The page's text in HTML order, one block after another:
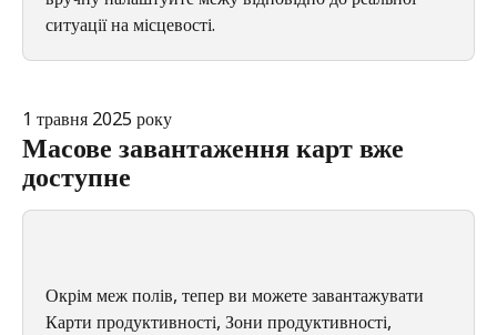
ситуації на місцевості.
1 травня 2025 року
Масове завантаження карт вже
доступне
Окрім меж полів, тепер ви можете завантажувати
Карти продуктивності, Зони продуктивності,